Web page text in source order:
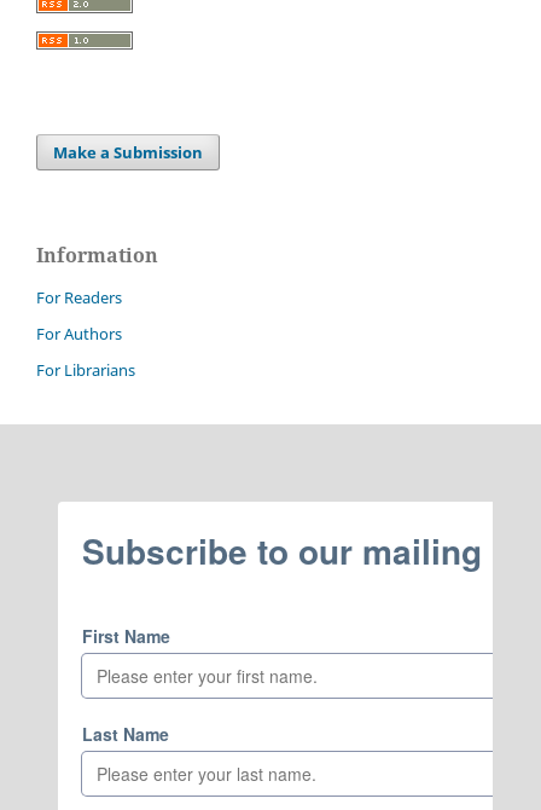
Make a Submission
Information
For Readers
For Authors
For Librarians